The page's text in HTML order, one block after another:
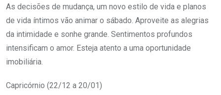
As decisões de mudança, um novo estilo de vida e planos
de vida íntimos vão animar o sábado. Aproveite as alegrias
da intimidade e sonhe grande. Sentimentos profundos
intensificam o amor. Esteja atento a uma oportunidade
imobiliária.
Capricórnio (22/12 a 20/01)